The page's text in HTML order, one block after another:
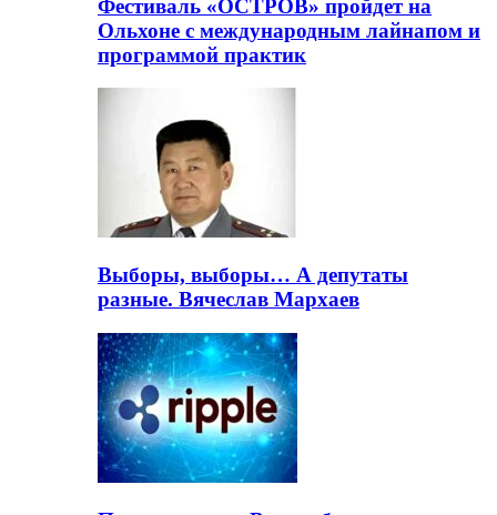
Фестиваль «ОСТРОВ» пройдет на
Ольхоне с международным лайнапом и
программой практик
Выборы, выборы… А депутаты
разные. Вячеслав Мархаев